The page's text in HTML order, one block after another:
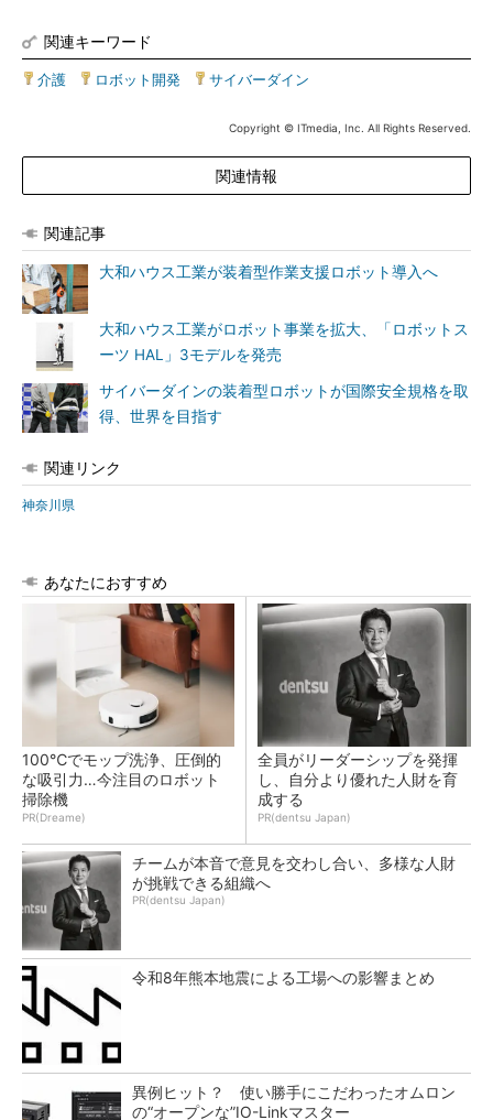
関連キーワード
介護 ロボット開発 サイバーダイン
Copyright © ITmedia, Inc. All Rights Reserved.
関連情報
関連記事
大和ハウス工業が装着型作業支援ロボット導入へ
大和ハウス工業がロボット事業を拡大、「ロボットス
ーツ HAL」3モデルを発売
サイバーダインの装着型ロボットが国際安全規格を取
得、世界を目指す
関連リンク
神奈川県
あなたにおすすめ
100℃でモップ洗浄、圧倒的
な吸引力…今注目のロボット
掃除機
PR(Dreame)
全員がリーダーシップを発揮
し、自分より優れた人財を育
成する
PR(dentsu Japan)
チームが本音で意見を交わし合い、多様な人財
が挑戦できる組織へ
PR(dentsu Japan)
令和8年熊本地震による工場への影響まとめ
異例ヒット？ 使い勝手にこだわったオムロン
の“オープンな”IO-Linkマスター